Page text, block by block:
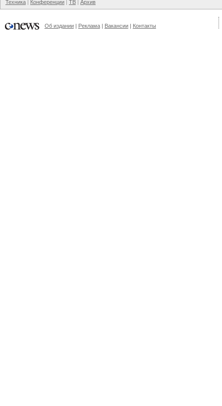
Техника Конференции ТВ Архив
Об издании Реклама Вакансии Контакты